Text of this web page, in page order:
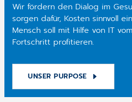
Wir fördern den Dialog im
sorgen dafür, Kosten sinnvoll
Mensch soll mit Hilfe von IT
Fortschritt profitieren.
UNSER PURPOSE